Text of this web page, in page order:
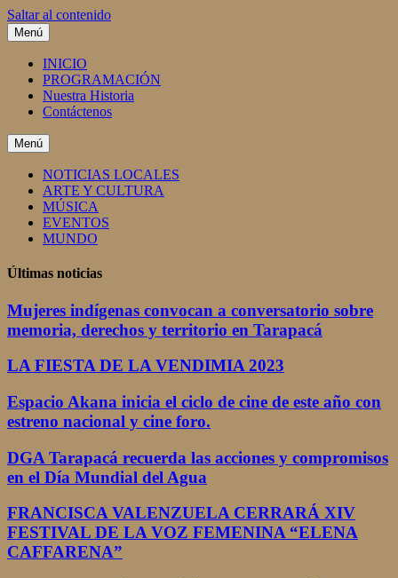
Saltar al contenido
Menú
INICIO
PROGRAMACIÓN
Nuestra Historia
Contáctenos
Menú
NOTICIAS LOCALES
ARTE Y CULTURA
MÚSICA
EVENTOS
MUNDO
Últimas noticias
Mujeres indígenas convocan a conversatorio sobre
memoria, derechos y territorio en Tarapacá
LA FIESTA DE LA VENDIMIA 2023
Espacio Akana inicia el ciclo de cine de este año con
estreno nacional y cine foro.
DGA Tarapacá recuerda las acciones y compromisos
en el Día Mundial del Agua
FRANCISCA VALENZUELA CERRARÁ XIV
FESTIVAL DE LA VOZ FEMENINA “ELENA
CAFFARENA”